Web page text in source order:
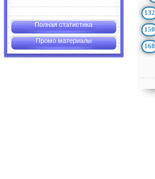
Полная статистика
Промо материалы
132
150
168